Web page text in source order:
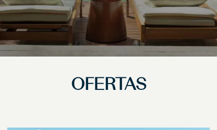
OFERTAS